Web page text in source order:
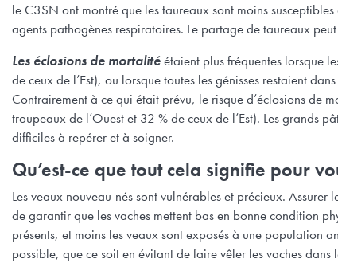
le C3SN ont montré que les taureaux sont moins
agents pathogènes respiratoires. Le partage de taureaux
Les éclosions de mortalitéétaient plus fréquentes lorsque
de ceux de l’Est), ou lorsque toutes les génisses restaient
Contrairement à ce qui était prévu, le risque d’éclosions de
troupeaux de l’Ouest et 32 % de ceux de l’Est). Les grands
difficiles à repérer et à soigner.
Qu’est-ce que tout cela signifie pour
Les veaux nouveau-nés sont vulnérables et précieux.
de garantir que les vaches mettent bas en bonne condition
présents, et moins les veaux sont exposés à une population
possible, que ce soit en évitant de faire vêler les vaches